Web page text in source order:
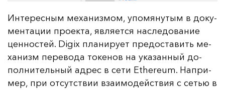
Ин­те­рес­ным ме­ха­низ­мом, упо­мя­ну­тым в до­ку­
мен­та­ции про­ек­та, яв­ля­ет­ся нас­ле­до­ва­ние
цен­нос­тей. Digix пла­ни­ру­ет пре­дос­та­вить ме­
ха­низм пе­ре­во­да то­ке­нов на ука­зан­ный до­
пол­ни­тель­ный ад­рес в се­ти Ethereum. Нап­ри­
мер, при от­сутс­твии вза­имо­дей­ствия с сетью в